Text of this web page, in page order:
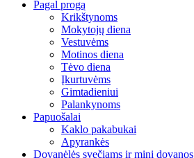
Pagal progą
Krikštynoms
Mokytojų diena
Vestuvėms
Motinos diena
Tėvo diena
Įkurtuvėms
Gimtadieniui
Palankynoms
Papuošalai
Kaklo pakabukai
Apyrankės
Dovanėlės svečiams ir mini dovanos